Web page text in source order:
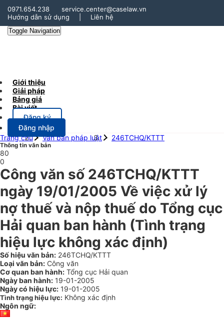
0971.654.238
service.center@caselaw.vn
Hướng dẫn sử dụng
Liên hệ
Toggle Navigation
Giới thiệu
Giải pháp
Bảng giá
Bài viết
Đăng ký
Đăng nhập
Trang chủ
Văn bản pháp luật 246TCHQ/KTTT
Thông tin văn bản
80
0
Công văn số 246TCHQ/KTTT
ngày 19/01/2005 Về việc xử lý
nợ thuế và nộp thuế do Tổng cục
Hải quan ban hành (Tình trạng
hiệu lực không xác định)
Số hiệu văn bản: 246TCHQ/KTTT
Loại văn bản: Công văn
Cơ quan ban hành: Tổng cục Hải quan
Ngày ban hành: 19-01-2005
Ngày có hiệu lực: 19-01-2005
Tình trạng hiệu lực: Không xác định
Ngôn ngữ: